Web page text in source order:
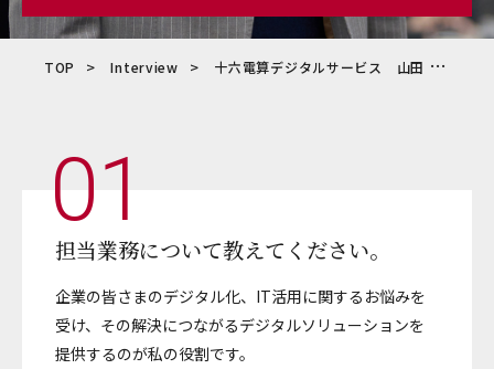
TOP Interview 十六電算デジタルサービス 山田 侑宇希
01
担当業務について教えてください。
企業の皆さまのデジタル化、IT活用に関するお悩みを
受け、その解決につながるデジタルソリューションを
提供するのが私の役割です。